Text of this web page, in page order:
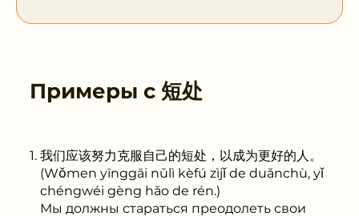
Примеры с 短处
我们应该努力克服自己的短处，以成为更好的人。
(Wǒmen yīnggāi nǔlì kèfú zìjǐ de duǎnchù, yǐ
chéngwéi gèng hǎo de rén.)
Мы должны стараться преодолеть свои